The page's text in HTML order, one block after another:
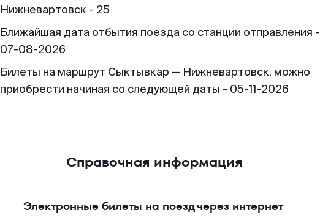
Нижневартовск - 25
Ближайшая дата отбытия поезда со станции отправления -
07-08-2026
Билеты на маршрут Сыктывкар — Нижневартовск, можно
приобрести начиная со следующей даты - 05-11-2026
Справочная информация
Электронные билеты на поезд через интернет